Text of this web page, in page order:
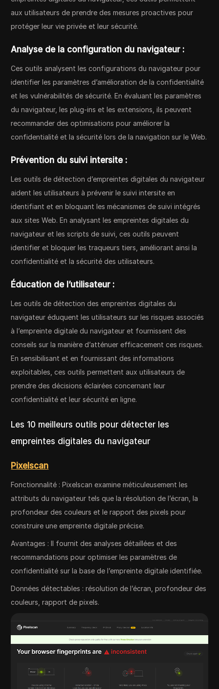
aux utilisateurs de prendre des mesures proactives pour
protéger leur vie privée et leur sécurité.
Analyse de la configuration du navigateur :
Ces outils analysent les configurations du navigateur pour
identifier les paramètres d’amélioration de la confidentialité
et les vulnérabilités de sécurité. En évaluant les paramètres
du navigateur, les plug-ins et les extensions, ils peuvent
recommander des optimisations pour améliorer la
confidentialité et la sécurité lors de la navigation sur le Web.
Prévention du suivi intersite :
Les outils de détection d’empreintes digitales du navigateur
aident les utilisateurs à prévenir le suivi intersite en
identifiant et en bloquant les mécanismes de suivi intégrés
aux sites Web. En analysant les empreintes digitales du
navigateur et les scripts de suivi, ces outils peuvent
identifier et bloquer les traqueurs tiers, améliorant ainsi la
confidentialité et la sécurité des utilisateurs.
Éducation de l’utilisateur :
Les outils de détection des empreintes digitales du
navigateur éduquent les utilisateurs sur les risques associés
à l’empreinte digitale du navigateur et fournissent des
conseils sur la manière d’atténuer efficacement ces risques.
En sensibilisant et en fournissant des informations
exploitables, ces outils permettent aux utilisateurs de
prendre des décisions éclairées concernant leur
confidentialité et leur sécurité en ligne.
Les 10 meilleurs outils pour détecter les
empreintes digitales du navigateur
Pixelscan
Fonctionnalité : Pixelscan examine méticuleusement les
attributs du navigateur tels que la résolution de l’écran, la
profondeur des couleurs et le rapport des pixels pour
construire une empreinte digitale précise.
Avantages : Il fournit des analyses détaillées et des
recommandations pour optimiser les paramètres de
confidentialité sur la base de l’empreinte digitale identifiée.
Données détectables : résolution de l’écran, profondeur des
couleurs, rapport de pixels.